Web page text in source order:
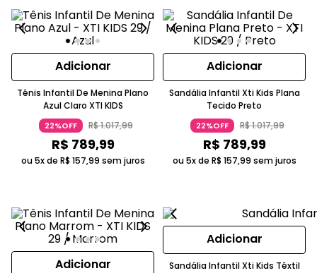
Adicionar
Tênis Infantil De Menina Plano
Azul Claro XTI KIDS
22%OFF R$1.017,99
R$ 789,99
ou 5x de R$ 157,99 sem juros
Adicionar
Sandália Infantil Xti Kids Plana
Tecido Preto
22%OFF R$1.017,99
R$ 789,99
ou 5x de R$ 157,99 sem juros
Adicionar
Adicionar
Sandália Infantil Xti Kids Têxtil